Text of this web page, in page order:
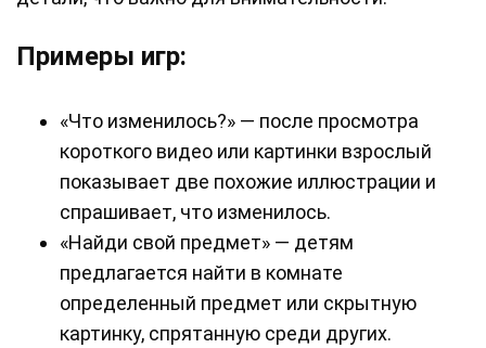
Примеры игр:
«Что изменилось?» — после просмотра
короткого видео или картинки взрослый
показывает две похожие иллюстрации и
спрашивает, что изменилось.
«Найди свой предмет» — детям
предлагается найти в комнате
определенный предмет или скрытную
картинку, спрятанную среди других.